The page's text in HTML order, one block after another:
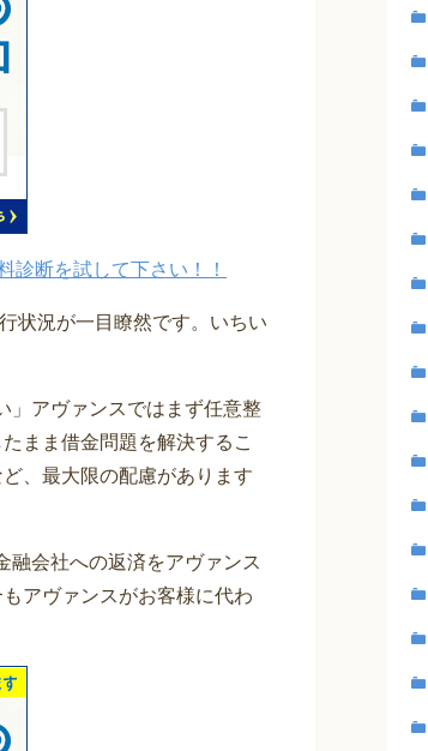
診断を試して下さい！！
状況が一目瞭然です。いちい
」アヴァンスではまず任意整
まま借金問題を解決するこ
、最大限の配慮があります
融会社への返済をアヴァンス
アヴァンスがお客様に代わ